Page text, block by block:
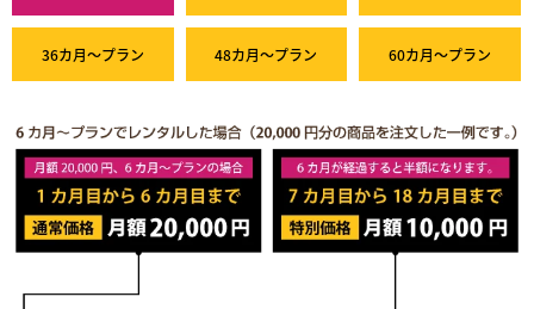
36カ月～プラン 48カ月～プラン 60カ月～プラン